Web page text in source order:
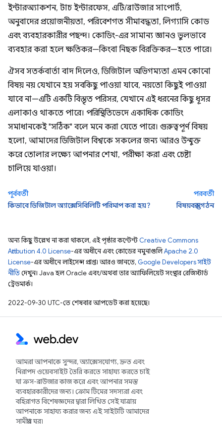
ইন্টারঅ্যাকশন, টাচ ইন্টারফেস, এটি/ব্রাউজার সাপোর্ট,
অনুবাদের প্রয়োজনীয়তা, পরিবেশগত সীমাবদ্ধতা, লিগ্যাসি কোড
এবং ব্যবহারকারীর পছন্দ। কোডিং-এর সামান্য জ্ঞানও ভুলভাবে
ব্যবহার করা হলে ক্ষতিকর—কিংবা নিছক বিরক্তিকর—হতে পারে।
ঐসব সতর্কবার্তা বাদ দিলেও, ডিজিটাল অভিগম্যতা এমন কোনো
বিষয় নয় যেখানে হয় সবকিছু পাওয়া যাবে, নয়তো কিছুই পাওয়া
যাবে না—এটি একটি বিস্তৃত পরিসর, যেখানে এই ধরনের কিছু ধূসর
এলাকাও থাকতে পারে। পরিস্থিতিভেদে একাধিক কোডিং
সমাধানকেই "সঠিক" বলে মনে করা যেতে পারে। গুরুত্বপূর্ণ বিষয়
হলো, আমাদের ডিজিটাল বিশ্বকে সকলের জন্য আরও উন্মুক্ত
করে তোলার লক্ষ্যে আপনার শেখা, পরীক্ষা করা এবং চেষ্টা
চালিয়ে যাওয়া।
পূর্ববর্তী
কিভাবে ডিজিটাল অ্যাক্সেসিবিলিটি পরিমাপ করা হয়?
পরবর্তী
বিষয়বস্তুর গঠন
অন্য কিছু উল্লেখ না করা থাকলে, এই পৃষ্ঠার কন্টেন্ট Creative Commons
Attribution 4.0 License-এর অধীনে এবং কোডের নমুনাগুলিApache 2.0
License-এর অধীনে লাইসেন্স প্রাপ্ত। আরও জানতে, Google Developers সাইট
নীতিদেখুন। Java হল Oracle এবং/অথবা তার অ্যাফিলিয়েট সংস্থার রেজিস্টার্ড
ট্রেডমার্ক।
2022-09-30 UTC-তে শেষবার আপডেট করা হয়েছে।
আমরা আপনাকে সুন্দর, অ্যাক্সেসযোগ্য, দ্রুত এবং
নিরাপদ ওয়েবসাইট তৈরি করতে সাহায্য করতে চাই
যা ক্রস-ব্রাউজার কাজ করে এবং আপনার সমস্ত
ব্যবহারকারীদের জন্য। ক্রোম টিমের সদস্যরা এবং
বহিরাগত বিশেষজ্ঞদের দ্বারা লিখিত সেই যাত্রায়
আপনাকে সাহায্য করার জন্য এই সাইটটি আমাদের
সামগ্রীর ঘর৷